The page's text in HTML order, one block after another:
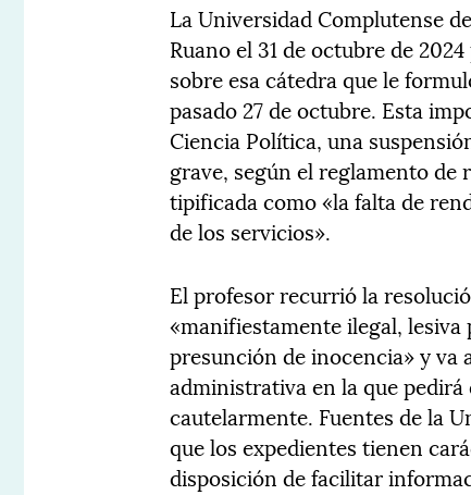
La Universidad Complutense
Ruano el 31 de octubre de
sobre esa cátedra que le
pasado 27 de octubre. Esta
Ciencia Política, una
grave, según el reglamento
tipificada como «la falta de
de los servicios».
El profesor recurrió la
«manifiestamente ilegal,
presunción de inocencia» y
administrativa en la que
cautelarmente. Fuentes de la
que los expedientes tienen
disposición de facilitar